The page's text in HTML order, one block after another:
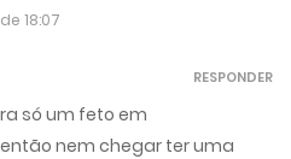
18:07
só um feto em
nem chegar ter uma
RESPONDER